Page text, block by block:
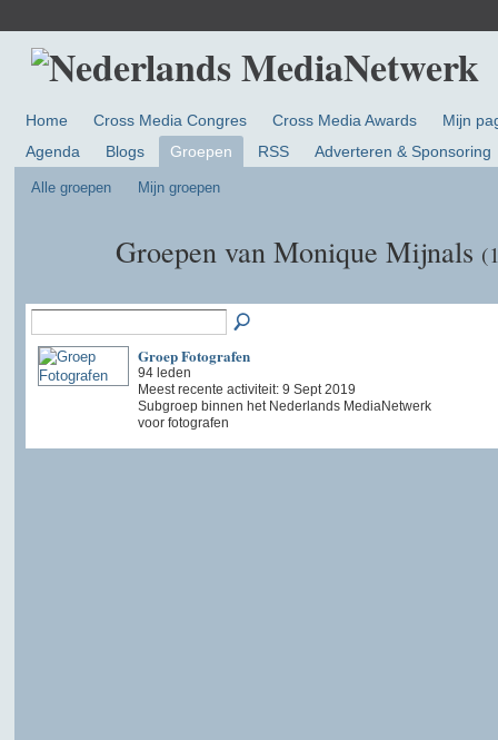
Home Cross Media Congres Cross Media Awards
Mijn
Agenda
Blogs Groepen RSS Adverteren & Sponsoring
Alle groepen Mijn groepen
Groepen van Monique Mijnals
Groep Fotografen
94 leden
Meest recente activiteit: 9 Sept 2019
Subgroep binnen het Nederlands MediaNetwerk
voor fotografen